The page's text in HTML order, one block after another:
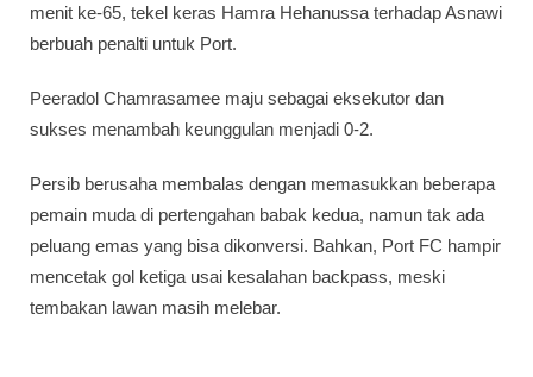
menit ke-65, tekel keras Hamra Hehanussa terhadap Asnawi
berbuah penalti untuk Port.
Peeradol Chamrasamee maju sebagai eksekutor dan
sukses menambah keunggulan menjadi 0-2.
Persib berusaha membalas dengan memasukkan beberapa
pemain muda di pertengahan babak kedua, namun tak ada
peluang emas yang bisa dikonversi. Bahkan, Port FC hampir
mencetak gol ketiga usai kesalahan backpass, meski
tembakan lawan masih melebar.